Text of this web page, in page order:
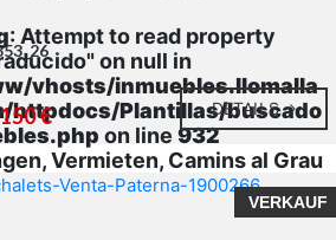
: Attempt to read property
on null in
vhosts/inmuebles.llomalla
httpdocs/Plantillas/buscado
on line932
Vermieten, Camins al Grau
Roja - Avda. Francia
€ DETAILS
VERKAUF